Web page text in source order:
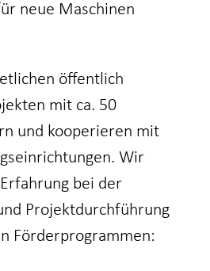
neue Maschinen
öffentlich
mit ca. 50
und kooperieren mit
Wir
bei der
Projektdurchführung
Förderprogrammen: